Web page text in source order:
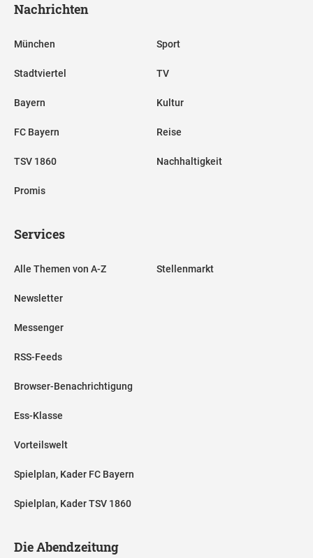
Nachrichten
München
Stadtviertel
Bayern
FC Bayern
TSV 1860
Promis
Sport
TV
Kultur
Reise
Nachhaltigkeit
Services
Alle Themen von A-Z
Newsletter
Messenger
RSS-Feeds
Browser-Benachrichtigung
Ess-Klasse
Vorteilswelt
Spielplan, Kader FC Bayern
Spielplan, Kader TSV 1860
Stellenmarkt
Die Abendzeitung